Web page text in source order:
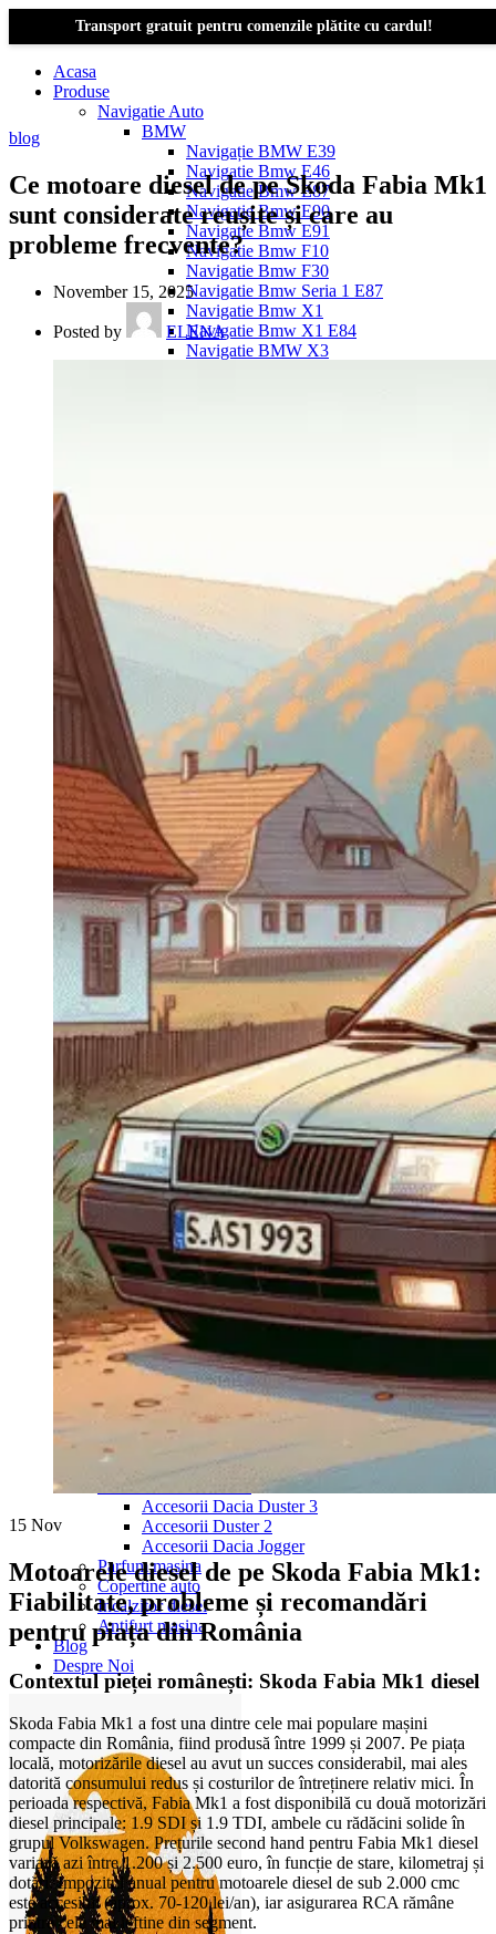
Transport gratuit pentru comenzile plătite cu cardul!
Acasa
Produse
Navigatie Auto
BMW
Navigație BMW E39
Navigatie Bmw E46
Navigatie Bmw E87
Navigatie Bmw E90
Navigatie Bmw E91
Navigatie Bmw F10
Navigatie Bmw F30
Navigatie Bmw Seria 1 E87
Navigatie Bmw X1
Navigatie Bmw X1 E84
Navigatie BMW X3
Navigatie Audi A4
Navigatie Audi A4 B7
Navigatie Audi A4 B8
Navigatie Audi A5
Navigatie Audi A6 C5
Navigatie Audi A6 C6
Navigatie Audi A6 C7
Navigatie Audi Q5
Ford
Navigație Ford Fiesta
Navigație Ford Focus 1
Navigație Ford Focus 2
Navigație Ford Focus MK3
Navigație Ford Mondeo MK3
Navigație Ford Mondeo MK4
Navigație Ford Transit
Mercedes
Navigație Mercedes C Class W203
Navigație Mercedes C Class W204
Navigație Mercedes W203
Navigație Mercedes W204
Navigație Mercedes W211
Navigație Mercedes Sprinter
Navigație Passat B5
Navigație Passat B5 5
Navigație Passat B6
Navigație Passat B7
Navigație Passat B8
Navigație Passat CC
Skoda
Navigație Skoda Fabia 1
Navigație Skoda Fabia 2
Navigație Skoda Octavia 1
Navigație Skoda Octavia 2
Navigație Skoda Octavia 3
Navigație Skoda Rapid
Navigație Skoda Superb 1
Navigație Skoda Superb 2
Navigație Toyota Avensis T25
Portbagaj Plafon Auto
Sub 350 Litri
Peste 450 litri
Accesorii auto masina
Accesorii Dacia Duster 3
Accesorii Duster 2
Accesorii Dacia Jogger
Parfum masina
Copertine auto
Incalzitor diesel
Antifurt masina
Blog
Despre Noi
blog
Ce motoare diesel de pe Skoda Fabia Mk1
sunt considerate reușite și care au
probleme frecvente?
November 15, 2025
Posted by ELENA
15 Nov
Motoarele diesel de pe Skoda Fabia Mk1:
Fiabilitate, probleme și recomandări
pentru piața din România
Contextul pieței românești: Skoda Fabia Mk1 diesel
Skoda Fabia Mk1 a fost una dintre cele mai populare mașini
compacte din România, fiind produsă între 1999 și 2007. Pe piața
locală, motorizările diesel au avut un succes considerabil, mai ales
datorită consumului redus și costurilor de întreținere relativ mici. În
perioada respectivă, Fabia Mk1 a fost disponibilă cu două motorizări
diesel principale: 1.9 SDI și 1.9 TDI, ambele cu rădăcini solide în
grupul Volkswagen. Prețurile second hand pentru Fabia Mk1 diesel
variază azi între 1.200 și 2.500 euro, în funcție de stare, kilometraj și
dotări. Impozitul anual pentru motoarele diesel de sub 2.000 cmc
este accesibil (aprox. 70-120 lei/an), iar asigurarea RCA rămâne
printre cele mai ieftine din segment.